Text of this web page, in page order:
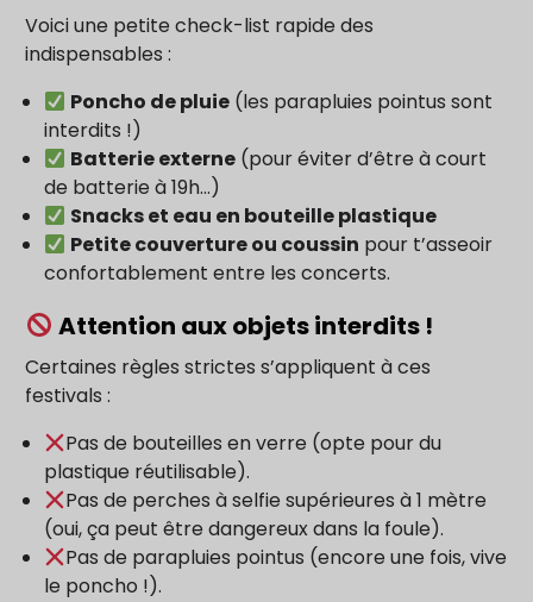
Voici une petite check-list rapide des
indispensables :
Poncho de pluie (les parapluies pointus sont
interdits !)
Batterie externe (pour éviter d’être à court
de batterie à 19h…)
Snacks et eau en bouteille plastique
Petite couverture ou coussin pour t’asseoir
confortablement entre les concerts.
Attention aux objets interdits !
Certaines règles strictes s’appliquent à ces
festivals :
Pas de bouteilles en verre (opte pour du
plastique réutilisable).
Pas de perches à selfie supérieures à 1 mètre
(oui, ça peut être dangereux dans la foule).
Pas de parapluies pointus (encore une fois, vive
le poncho !).